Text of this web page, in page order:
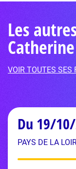
Les
VOIR TOUTES SES
Du 19/
PAYS DE LA